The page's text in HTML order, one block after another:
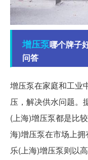
增压泵哪个牌子
问答
增压泵在家庭和工业
压，解决供水问题。
(上海)增压泵都是比
海)增压泵在市场上
乐(上海)增压泵则以